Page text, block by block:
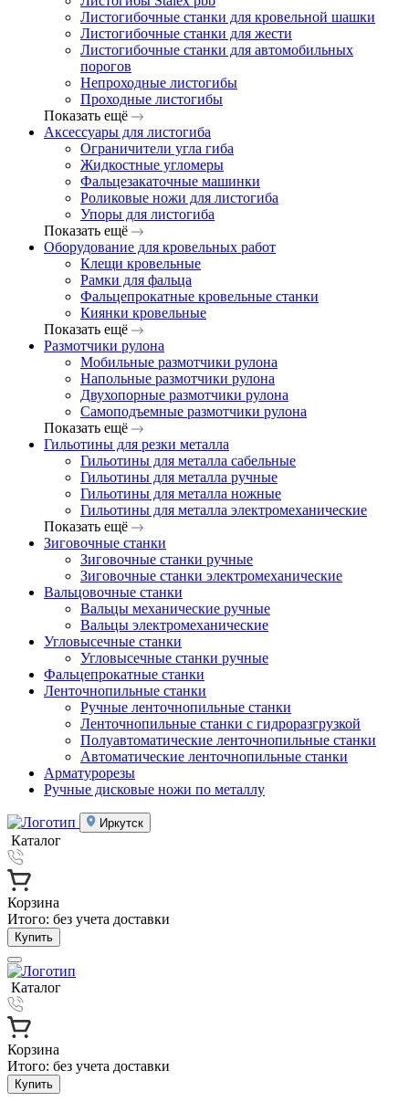
Листогибочные станки для кровельной шашки
Листогибочные станки для жести
Листогибочные станки для автомобильных
порогов
Непроходные листогибы
Проходные листогибы
Показать ещё
Аксессуары для листогиба
Ограничители угла гиба
Жидкостные угломеры
Фальцезакаточные машинки
Роликовые ножи для листогиба
Упоры для листогиба
Показать ещё
Оборудование для кровельных работ
Клещи кровельные
Рамки для фальца
Фальцепрокатные кровельные станки
Киянки кровельные
Показать ещё
Размотчики рулона
Мобильные размотчики рулона
Напольные размотчики рулона
Двухопорные размотчики рулона
Самоподъемные размотчики рулона
Показать ещё
Гильотины для резки металла
Гильотины для металла сабельные
Гильотины для металла ручные
Гильотины для металла ножные
Гильотины для металла электромеханические
Показать ещё
Зиговочные станки
Зиговочные станки ручные
Зиговочные станки электромеханические
Вальцовочные станки
Вальцы механические ручные
Вальцы электромеханические
Угловысечные станки
Угловысечные станки ручные
Фальцепрокатные станки
Ленточнопильные станки
Ручные ленточнопильные станки
Ленточнопильные станки с гидроразгрузкой
Полуавтоматические ленточнопильные станки
Автоматические ленточнопильные станки
Арматурорезы
Ручные дисковые ножи по металлу
Иркутск
Каталог
Корзина
Итого: без учета доставки
Купить
Каталог
Корзина
Итого: без учета доставки
Купить